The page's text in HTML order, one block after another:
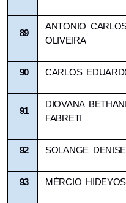
89
ANTONIO
OLIVEIRA
90 CARLOS
91
DIOVANA
FABRETI
92 SOLANGE
93 MÉRCIO